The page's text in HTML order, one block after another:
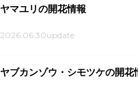
ヤマユリの開花情報
2026.06.30update
ヤブカンゾウ・シモツケの開花